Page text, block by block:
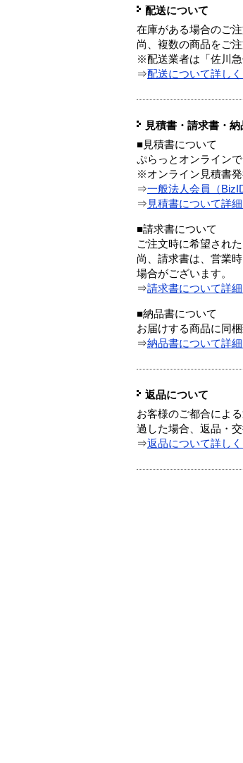
配送について
在庫がある場合のご
尚、複数の商品をご
※配送業者は「佐川
⇒配送について詳し
見積書・請求書・
■見積書について
ぷらっとオンライン
※オンライン見積書発
⇒一般法人会員（
⇒ 見積書について詳
■請求書について
ご注文時に希望され
尚、請求書は、営業
場合がございます。
⇒請求書について詳
■納品書について
お届けする商品に同梱
⇒納品書について詳
返品について
お客様のご都合によ
過した場合、返品・
⇒返品について詳し